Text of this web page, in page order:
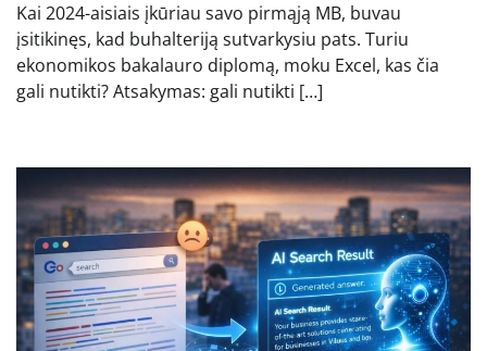
Kai 2024-aisiais įkūriau savo pirmąją MB, buvau
įsitikinęs, kad buhalteriją sutvarkysiu pats. Turiu
ekonomikos bakalauro diplomą, moku Excel, kas čia
gali nutikti? Atsakymas: gali nutikti […]